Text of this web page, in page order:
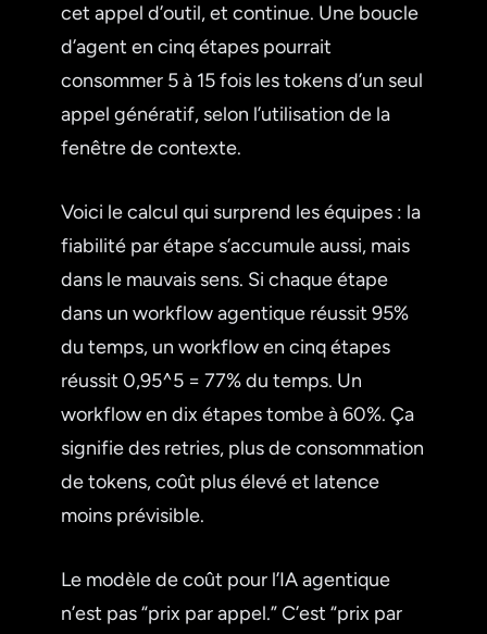
cet appel d’outil, et continue. Une boucle
d’agent en cinq étapes pourrait
consommer 5 à 15 fois les tokens d’un seul
appel génératif, selon l’utilisation de la
fenêtre de contexte.
Voici le calcul qui surprend les équipes : la
fiabilité par étape s’accumule aussi, mais
dans le mauvais sens. Si chaque étape
dans un workflow agentique réussit 95%
du temps, un workflow en cinq étapes
réussit 0,95^5 = 77% du temps. Un
workflow en dix étapes tombe à 60%. Ça
signifie des retries, plus de consommation
de tokens, coût plus élevé et latence
moins prévisible.
Le modèle de coût pour l’IA agentique
n’est pas “prix par appel.” C’est “prix par